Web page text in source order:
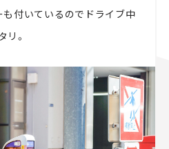
も付いているのでドライブ中
。